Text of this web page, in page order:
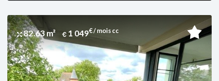
82.63 m² 1 049€ / mois cc